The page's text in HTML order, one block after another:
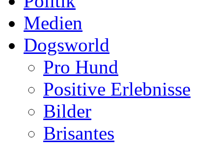
Medien
Dogsworld
Pro Hund
Positive Erlebnisse
Bilder
Brisantes